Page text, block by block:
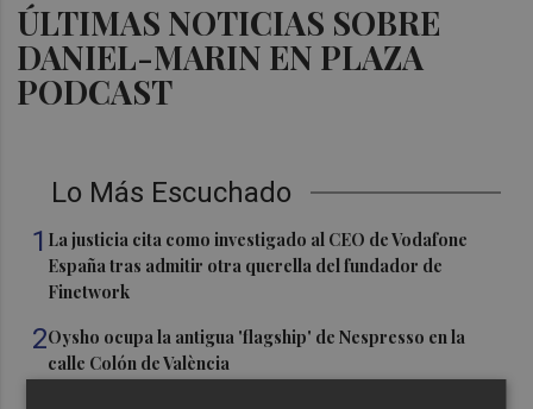
ÚLTIMAS NOTICIAS SOBRE
DANIEL-MARIN EN PLAZA
PODCAST
Lo Más Escuchado
1 La justicia cita como investigado al CEO de Vodafone
España tras admitir otra querella del fundador de
Finetwork
2Oysho ocupa la antigua 'flagship' de Nespresso en la
calle Colón de València